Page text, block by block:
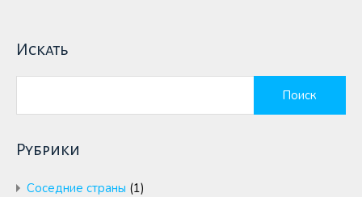
Искать
Рубрики
Cоседние страны (1)